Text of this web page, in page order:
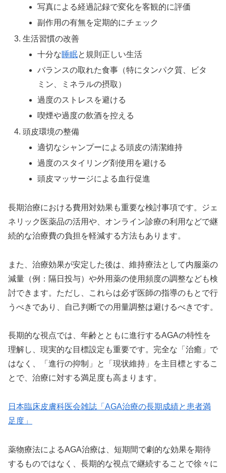
写真による経過記録で変化を客観的に評価
副作用の有無を定期的にチェック
生活習慣の改善
十分な睡眠と規則正しい生活
バランスの取れた食事（特にタンパク質、ビタ
ミン、ミネラルの摂取）
過度のストレスを避ける
喫煙や過度の飲酒を控える
頭皮環境の整備
適切なシャンプーによる頭皮の清潔維持
過度のスタイリング剤使用を避ける
頭皮マッサージによる血行促進
長期治療における費用対効果も重要な検討事項です。ジェ
ネリック医薬品の活用や、オンライン診療の利用などで継
続的な治療費の負担を軽減する方法もあります。
また、治療効果が安定した後は、維持療法として内服薬の
減量（例：隔日投与）や外用薬の使用頻度の調整なども検
討できます。ただし、これらは必ず医師の指導のもとで行
うべきであり、自己判断での用量調整は避けるべきです。
長期的な視点では、年齢とともに進行するAGAの特性を
理解し、現実的な目標設定も重要です。完全な「治癒」で
はなく、「進行の抑制」と「現状維持」を主目標とするこ
とで、治療に対する満足度も高まります。
日本臨床皮膚科医会雑誌「AGA治療の長期成績と患者満
足度」
薬物療法によるAGA治療は、短期間で劇的な効果を期待
するものではなく、長期的な視点で継続することで徐々に